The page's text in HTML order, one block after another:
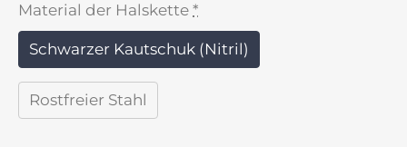
Material der Halskette *
Schwarzer Kautschuk (Nitril)
Rostfreier Stahl